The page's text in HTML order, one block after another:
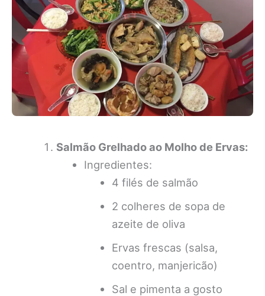
Salmão Grelhado ao Molho de Ervas:
Ingredientes:
4 filés de salmão
2 colheres de sopa de
azeite de oliva
Ervas frescas (salsa,
coentro, manjericão)
Sal e pimenta a gosto